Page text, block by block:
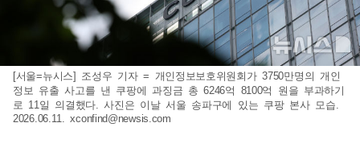
[서울=뉴시스] 조성우 기자 = 개인정보보호위원회가 3750만명의 개인
정보 유출 사고를 낸 쿠팡에 과징금 총 6246억 8100억 원을 부과하기
로 11일 의결했다. 사진은 이날 서울 송파구에 있는 쿠팡 본사 모습.
2026.06.11.xconfind@newsis.com